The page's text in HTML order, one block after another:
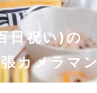
日祝い)の
カメラマン